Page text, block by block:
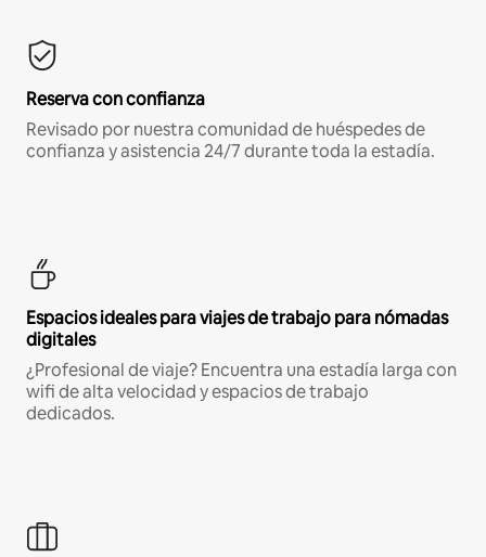
Reserva con confianza
Revisado por nuestra comunidad de huéspedes de
confianza y asistencia 24/7 durante toda la estadía.
Espacios ideales para viajes de trabajo para nómadas
digitales
¿Profesional de viaje? Encuentra una estadía larga con
wifi de alta velocidad y espacios de trabajo
dedicados.